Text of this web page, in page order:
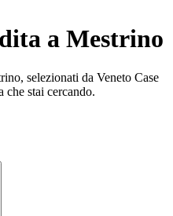
a Mestrino
selezionati da Veneto Case
che stai cercando.